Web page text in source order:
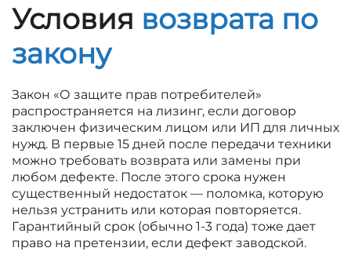
Условия возврата по
закону
Закон «О защите прав потребителей»
распространяется на лизинг, если договор
заключен физическим лицом или ИП для личных
нужд. В первые 15 дней после передачи техники
можно требовать возврата или замены при
любом дефекте. После этого срока нужен
существенный недостаток — поломка, которую
нельзя устранить или которая повторяется.
Гарантийный срок (обычно 1-3 года) тоже дает
право на претензии, если дефект заводской.